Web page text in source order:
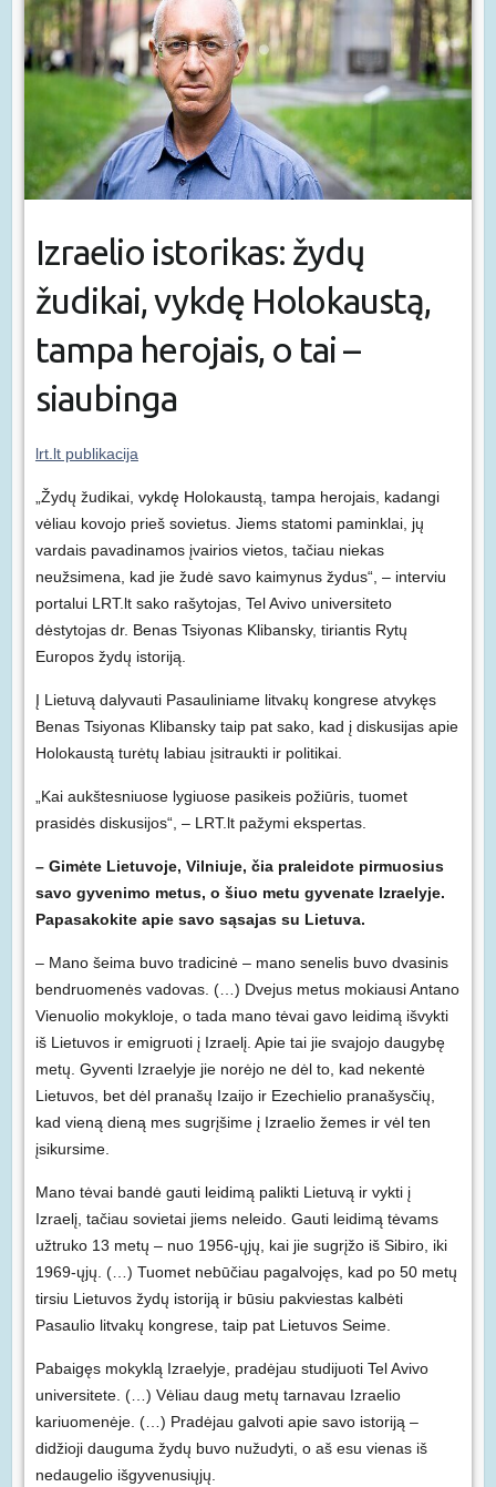
Izraelio istorikas: žydų
žudikai, vykdę Holokaustą,
tampa herojais, o tai –
siaubinga
lrt.lt publikacija
„Žydų žudikai, vykdę Holokaustą, tampa herojais, kadangi
vėliau kovojo prieš sovietus. Jiems statomi paminklai, jų
vardais pavadinamos įvairios vietos, tačiau niekas
neužsimena, kad jie žudė savo kaimynus žydus“, – interviu
portalui LRT.lt sako rašytojas, Tel Avivo universiteto
dėstytojas dr. Benas Tsiyonas Klibansky, tiriantis Rytų
Europos žydų istoriją.
Į Lietuvą dalyvauti Pasauliniame litvakų kongrese atvykęs
Benas Tsiyonas Klibansky taip pat sako, kad į diskusijas apie
Holokaustą turėtų labiau įsitraukti ir politikai.
„Kai aukštesniuose lygiuose pasikeis požiūris, tuomet
prasidės diskusijos“, – LRT.lt pažymi ekspertas.
– Gimėte Lietuvoje, Vilniuje, čia praleidote pirmuosius
savo gyvenimo metus, o šiuo metu gyvenate Izraelyje.
Papasakokite apie savo sąsajas su Lietuva.
– Mano šeima buvo tradicinė – mano senelis buvo dvasinis
bendruomenės vadovas. (…) Dvejus metus mokiausi Antano
Vienuolio mokykloje, o tada mano tėvai gavo leidimą išvykti
iš Lietuvos ir emigruoti į Izraelį. Apie tai jie svajojo daugybę
metų. Gyventi Izraelyje jie norėjo ne dėl to, kad nekentė
Lietuvos, bet dėl pranašų Izaijo ir Ezechielio pranašysčių,
kad vieną dieną mes sugrįšime į Izraelio žemes ir vėl ten
įsikursime.
Mano tėvai bandė gauti leidimą palikti Lietuvą ir vykti į
Izraelį, tačiau sovietai jiems neleido. Gauti leidimą tėvams
užtruko 13 metų – nuo 1956-ųjų, kai jie sugrįžo iš Sibiro, iki
1969-ųjų. (…) Tuomet nebūčiau pagalvojęs, kad po 50 metų
tirsiu Lietuvos žydų istoriją ir būsiu pakviestas kalbėti
Pasaulio litvakų kongrese, taip pat Lietuvos Seime.
Pabaigęs mokyklą Izraelyje, pradėjau studijuoti Tel Avivo
universitete. (…) Vėliau daug metų tarnavau Izraelio
kariuomenėje. (…) Pradėjau galvoti apie savo istoriją –
didžioji dauguma žydų buvo nužudyti, o aš esu vienas iš
nedaugelio išgyvenusiųjų.